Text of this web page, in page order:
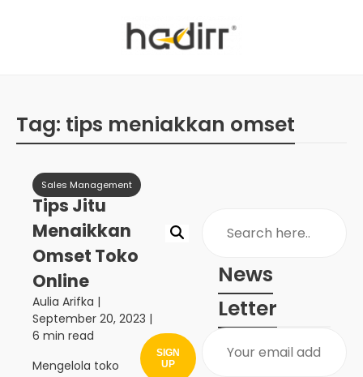
Tag: tips meniakkan omset
Sales Management
Tips Jitu
Menaikkan
Omset Toko
Online
Aulia Arifka |
September 20, 2023 |
6 min read
Mengelola toko
News
Letter
SIGN
UP